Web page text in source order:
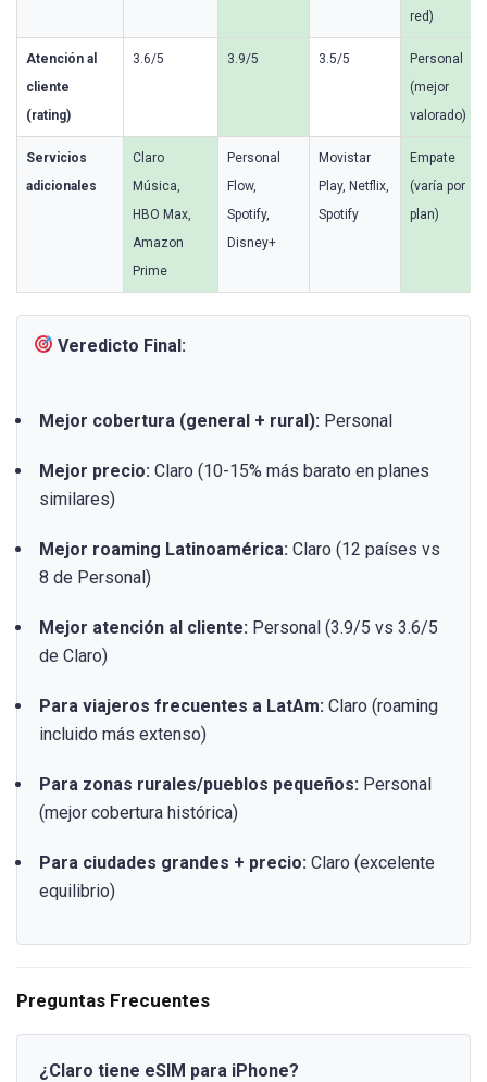
red)
Atención al
cliente
(rating)
3.6/5 3.9/5 3.5/5
Personal
(mejor
valorado)
Servicios
adicionales
Claro
Música,
HBO Max,
Amazon
Prime
Personal
Flow,
Spotify,
Disney+
Movistar
Play, Netflix,
Spotify
Empate
(varía por
plan)
Veredicto Final:
Mejor cobertura (general + rural): Personal
Mejor precio: Claro (10-15% más barato en planes
similares)
Mejor roaming Latinoamérica: Claro (12 países vs
8 de Personal)
Mejor atención al cliente: Personal (3.9/5 vs 3.6/5
de Claro)
Para viajeros frecuentes a LatAm: Claro (roaming
incluido más extenso)
Para zonas rurales/pueblos pequeños: Personal
(mejor cobertura histórica)
Para ciudades grandes + precio: Claro (excelente
equilibrio)
Preguntas Frecuentes
¿Claro tiene eSIM para iPhone?